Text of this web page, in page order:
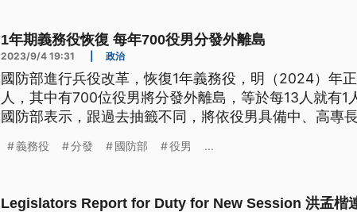
1年期義務役恢復 每年700役男分發外離島
2023/9/4 19:31 政治
國防部進行兵役改革，恢復1年義務役，明（2024）年
人，其中有700位役男將分發外離島，等於每13人就有1
國防部表示，跟過去抽籤不同，將依役男具備中、高專
義務役 分發 國防部 役男 ...
Legislators Report for Duty for New Session 洪孟楷